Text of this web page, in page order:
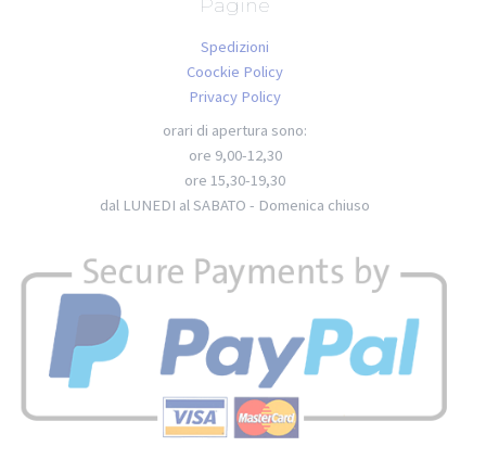
Pagine
Spedizioni
Coockie Policy
Privacy Policy
orari di apertura sono:
ore 9,00-12,30
ore 15,30-19,30
dal LUNEDI al SABATO - Domenica chiuso